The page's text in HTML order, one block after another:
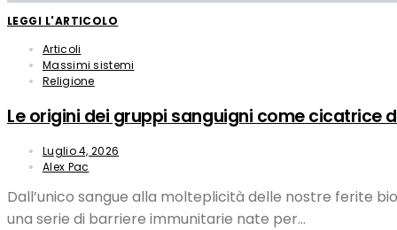
LEGGI L'ARTICOLO
Articoli
Massimi sistemi
Religione
Le origini dei gruppi sanguigni come cicatrice
Luglio 4, 2026
Alex Pac
Dall’unico sangue alla molteplicità delle nostre ferite
una serie di barriere immunitarie nate per…